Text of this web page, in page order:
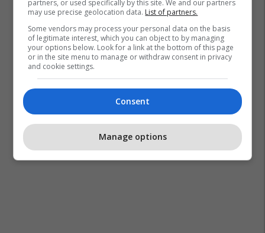
partners, or used specifically by this site. We and our partners
may use precise geolocation data. List of partners.
Some vendors may process your personal data on the basis
of legitimate interest, which you can object to by managing
your options below. Look for a link at the bottom of this page
or in the site menu to manage or withdraw consent in privacy
and cookie settings.
Consent
Manage options